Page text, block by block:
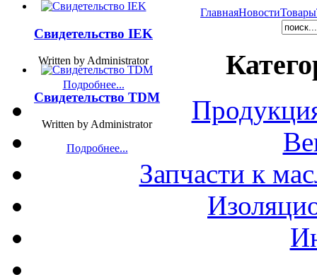
ГлавнаяНовостиТовары
Запчасти к
Свидетельство IEK
Written by Administrator
Подробнее...
Свидетельство TDM
Written by Administrator
Подробнее...